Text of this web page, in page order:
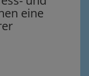
eine